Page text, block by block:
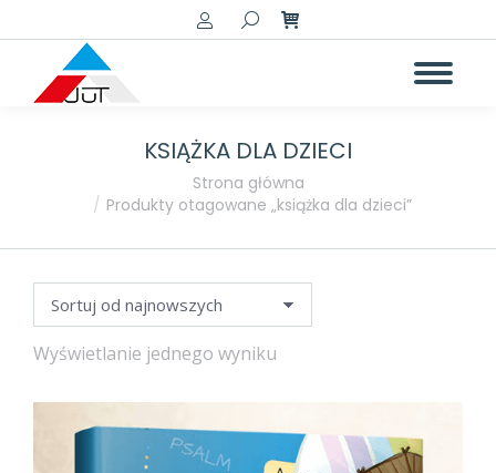
Szukaj:
KSIĄŻKA DLA DZIECI
Strona główna
Produkty otagowane „książka dla dzieci”
Wyświetlanie jednego wyniku